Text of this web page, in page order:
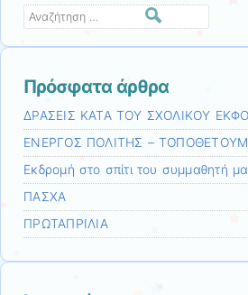
Αναζήτηση
Πρόσφατα άρθρα
ΔΡΑΣΕΙΣ ΚΑΤΑ ΤΟΥ ΣΧΟΛΙΚΟΥ
ΕΝΕΡΓΟΣ ΠΟΛΙΤΗΣ –
Εκδρομή στο σπίτι του συμμαθητή
ΠΑΣΧΑ
ΠΡΩΤΑΠΡΙΛΙΑ